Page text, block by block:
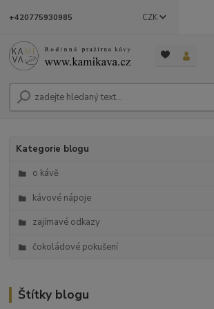
CZK
+420775930985
Kategorie blogu
o kávě
kávové nápoje
zajímavé odkazy
čokoládové pokušení
Štítky blogu